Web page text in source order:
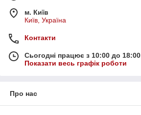
м. Київ
Київ, Україна
Контакти
Сьогодні працює з 10:00 до 18:00
Показати весь графік роботи
Про нас